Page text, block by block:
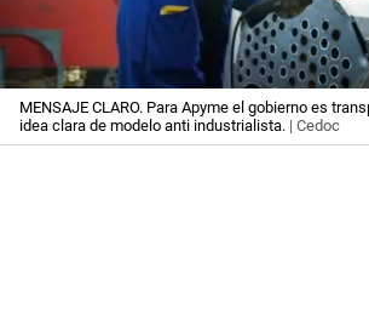
MENSAJE CLARO. Para Apyme el gobierno es
idea clara de modelo anti industrialista. | Cedoc